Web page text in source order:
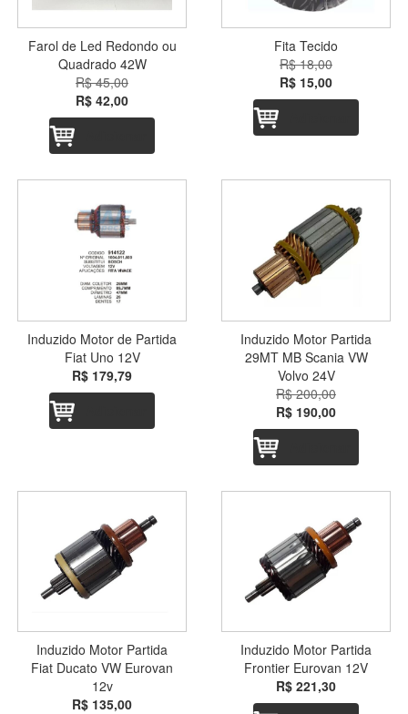
Farol de Led Redondo ou
Quadrado 42W
R$ 45,00
R$ 42,00
Fita Tecido
R$ 18,00
R$ 15,00
Induzido Motor de Partida
Fiat Uno 12V
R$ 179,79
Induzido Motor Partida
29MT MB Scania VW
Volvo 24V
R$ 200,00
R$ 190,00
Induzido Motor Partida
Fiat Ducato VW Eurovan
12v
R$ 135,00
Induzido Motor Partida
Frontier Eurovan 12V
R$ 221,30